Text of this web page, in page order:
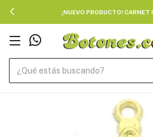
¡NUEVO PRODUCTO! CARNET